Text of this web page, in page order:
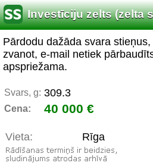
Investīciju zelts (zelta
Pārdodu dažāda svara
zvanot, e-mail netiek
apspriežama.
Svars, g: 309.3
Cena: 40 000 €
Vieta: Rīga